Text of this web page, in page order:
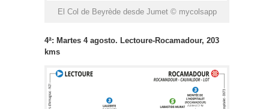
El Col de Beyrède desde Jumet © mycolsapp
4ª: Martes 4 agosto. Lectoure-Rocamadour, 203
kms